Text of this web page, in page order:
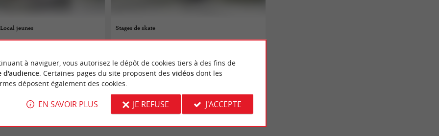
jeunes
Bains
Stages de skate
Andernos-les-Bains
à naviguer, vous autorisez le dépôt de cookies tiers à des fins de
d'audience. Certaines pages du site proposent des vidéosdont les
déposent également des cookies.
EN SAVOIR PLUS JE REFUSE J'ACCEPTE